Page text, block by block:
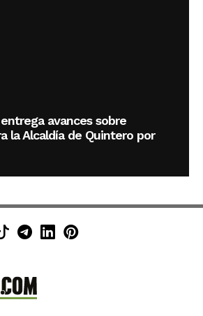
avances sobre
la Alcaldía de Quintero por
Facebook
en Instagram
en X (Twitter)
Minuto30 en TikTok
Canal de Minuto30 en
Minuto30 en LinkedIn
Minuto30 en